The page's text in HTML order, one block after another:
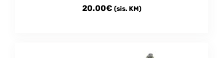
20.00€ (sis. KM)